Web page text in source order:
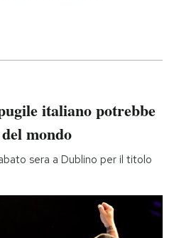
italiano potrebbe
mondo
sera a Dublino per il titolo